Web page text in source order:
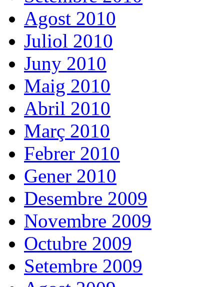
Agost 2010
Juliol 2010
Juny 2010
Maig 2010
Abril 2010
Març 2010
Febrer 2010
Gener 2010
Desembre 2009
Novembre 2009
Octubre 2009
Setembre 2009